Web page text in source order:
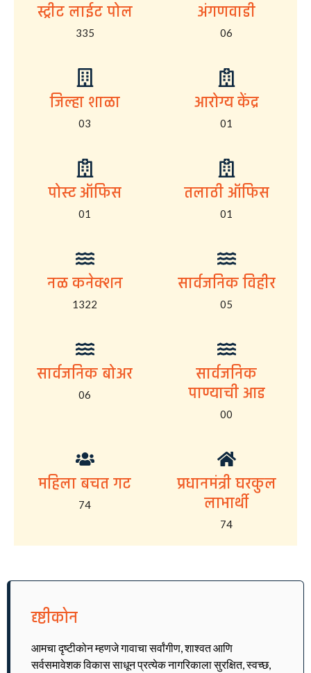
स्ट्रीट लाईट पोल
335
अंगणवाडी
06
जिल्हा शाळा
03
आरोग्य केंद्र
01
पोस्ट ऑफिस
01
तलाठी ऑफिस
01
नळ कनेक्शन
1322
सार्वजनिक विहीर
05
सार्वजनिक बोअर
06
सार्वजनिक
पाण्याची आड
00
महिला बचत गट
74
प्रधानमंत्री घरकुल
लाभार्थी
74
दृष्टीकोन
आमचा दृष्टीकोन म्हणजे गावाचा सर्वांगीण, शाश्वत आणि
सर्वसमावेशक विकास साधून प्रत्येक नागरिकाला सुरक्षित, स्वच्छ,